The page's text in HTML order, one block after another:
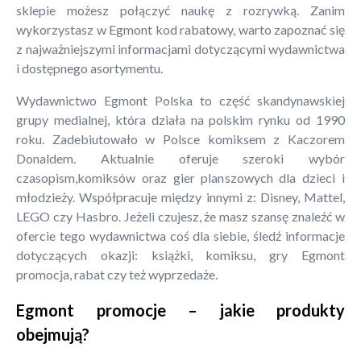
sklepie możesz połączyć naukę z rozrywką. Zanim
wykorzystasz w Egmont kod rabatowy, warto zapoznać się
z najważniejszymi informacjami dotyczącymi wydawnictwa
i dostępnego asortymentu.
Wydawnictwo Egmont Polska to część skandynawskiej
grupy medialnej, która działa na polskim rynku od 1990
roku. Zadebiutowało w Polsce komiksem z Kaczorem
Donaldem. Aktualnie oferuje szeroki wybór
czasopism,komiksów oraz gier planszowych dla dzieci i
młodzieży. Współpracuje między innymi z: Disney, Mattel,
LEGO czy Hasbro. Jeżeli czujesz, że masz szansę znaleźć w
ofercie tego wydawnictwa coś dla siebie, śledź informacje
dotyczących okazji: książki, komiksu, gry Egmont
promocja, rabat czy też wyprzedaże.
Egmont promocje – jakie produkty
obejmują?